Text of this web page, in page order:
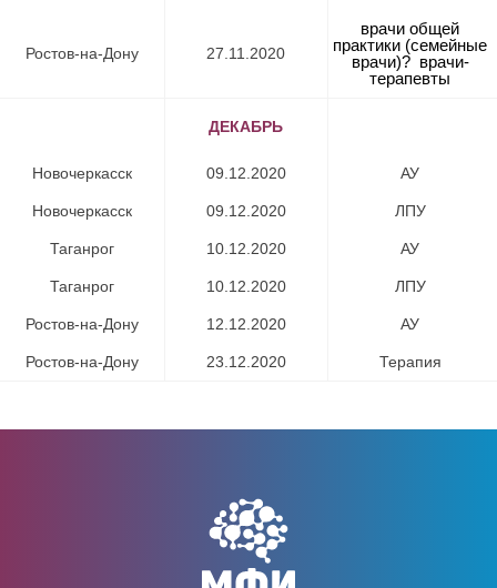
Ростов-на-Дону 27.11.2020
врачи общей
практики (семейные
врачи)? врачи-
терапевты
ДЕКАБРЬ
Новочеркасск​ 09.12.2020 АУ​
Новочеркасск​ 09.12.2020 ЛПУ​
Таганрог​ 10.12.2020 АУ​
Таганрог​ 10.12.2020 ЛПУ​
Ростов-на-Дону 12.12.2020 АУ​
Ростов-на-Дону 23.12.2020 Терапия